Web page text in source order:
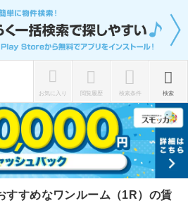
お気に入り 閲覧履歴 検索条件 検索
すすめなワンルーム（1R）の賃